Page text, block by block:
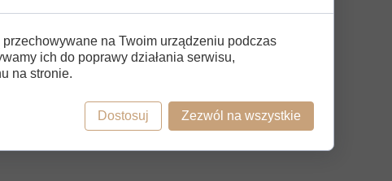
na Twoim urządzeniu podczas
ich do poprawy działania serwisu,
na stronie.
Dostosuj Zezwól na wszystkie